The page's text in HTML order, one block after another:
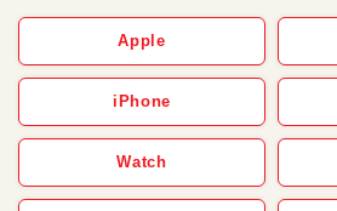
Apple
iPhone
Watch